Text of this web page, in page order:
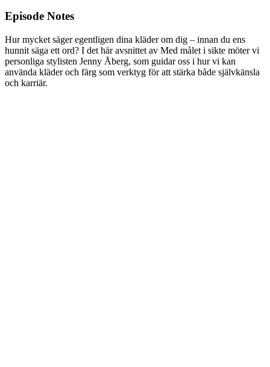
Episode Notes
Hur mycket säger egentligen dina kläder om dig – innan du ens
hunnit säga ett ord? I det här avsnittet av Med målet i sikte möter vi
personliga stylisten Jenny Åberg, som guidar oss i hur vi kan
använda kläder och färg som verktyg för att stärka både självkänsla
och karriär.